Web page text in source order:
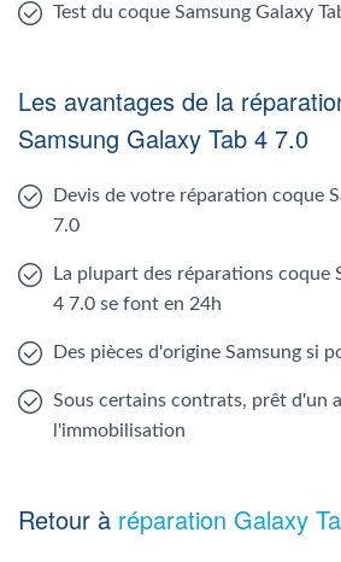
Test du coque Samsung Galaxy
Les avantages de la
Samsung Galaxy Tab 4 7.0
Devis de votre réparation coque
7.0
La plupart des réparations coque
4 7.0 se font en 24h
Des pièces d'origine Samsung si
Sous certains contrats, prêt d'un
l'immobilisation
Retour à réparation Galaxy